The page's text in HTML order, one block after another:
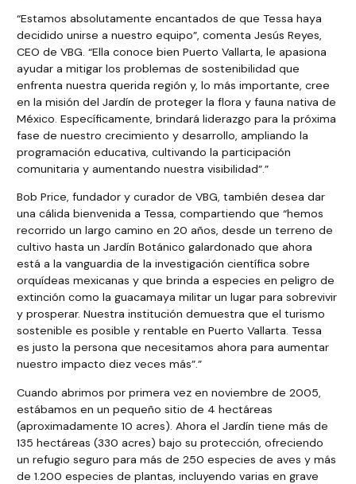
“Estamos absolutamente encantados de que Tessa haya
decidido unirse a nuestro equipo”, comenta Jesús Reyes,
CEO de VBG. “Ella conoce bien Puerto Vallarta, le apasiona
ayudar a mitigar los problemas de sostenibilidad que
enfrenta nuestra querida región y, lo más importante, cree
en la misión del Jardín de proteger la flora y fauna nativa de
México. Específicamente, brindará liderazgo para la próxima
fase de nuestro crecimiento y desarrollo, ampliando la
programación educativa, cultivando la participación
comunitaria y aumentando nuestra visibilidad”.”
Bob Price, fundador y curador de VBG, también desea dar
una cálida bienvenida a Tessa, compartiendo que “hemos
recorrido un largo camino en 20 años, desde un terreno de
cultivo hasta un Jardín Botánico galardonado que ahora
está a la vanguardia de la investigación científica sobre
orquídeas mexicanas y que brinda a especies en peligro de
extinción como la guacamaya militar un lugar para sobrevivir
y prosperar. Nuestra institución demuestra que el turismo
sostenible es posible y rentable en Puerto Vallarta. Tessa
es justo la persona que necesitamos ahora para aumentar
nuestro impacto diez veces más”.”
Cuando abrimos por primera vez en noviembre de 2005,
estábamos en un pequeño sitio de 4 hectáreas
(aproximadamente 10 acres). Ahora el Jardín tiene más de
135 hectáreas (330 acres) bajo su protección, ofreciendo
un refugio seguro para más de 250 especies de aves y más
de 1.200 especies de plantas, incluyendo varias en grave